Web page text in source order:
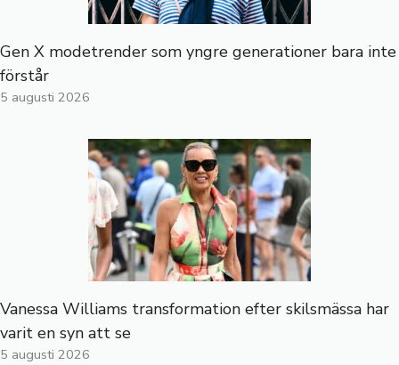
Gen X modetrender som yngre generationer bara inte
förstår
5 augusti 2026
Vanessa Williams transformation efter skilsmässa har
varit en syn att se
5 augusti 2026